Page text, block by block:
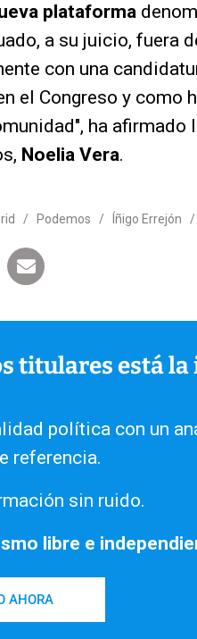
plataforma
a su juicio, fuera
con una
el Congreso y como
ha afirmado
Noelia Vera.
/ Podemos / Íñigo Errejón /
titulares está
política con un
referencia.
sin ruido.
libre e
AHORA